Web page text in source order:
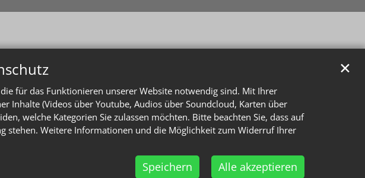
für das Funktionieren unserer Website notwendig sind. Mit Ihrer
Inhalte (Videos über Youtube, Audios über Soundcloud, Karten über
welche Kategorien Sie zulassen möchten. Bitte beachten Sie, dass auf
stehen. Weitere Informationen und die Möglichkeit zum Widerruf Ihrer
Speichern Alle akzeptieren
✕